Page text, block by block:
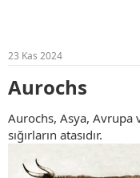
23 Kas 2024
Aurochs​
Aurochs, Asya, Avrupa
sığırların atasıdır.